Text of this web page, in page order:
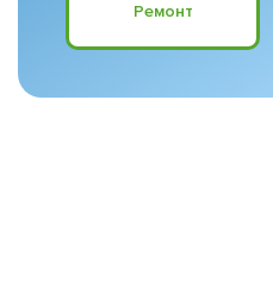
Ремонт